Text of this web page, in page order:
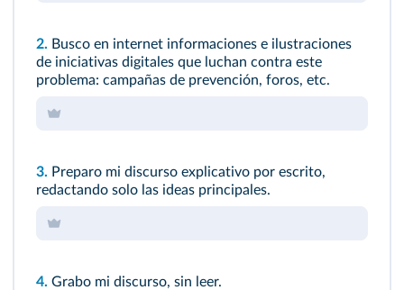
2. Busco en internet informaciones e ilustraciones
de iniciativas digitales que luchan contra este
problema: campañas de prevención, foros, etc.
3. Preparo mi discurso explicativo por escrito,
redactando solo las ideas principales.
4. Grabo mi discurso, sin leer.